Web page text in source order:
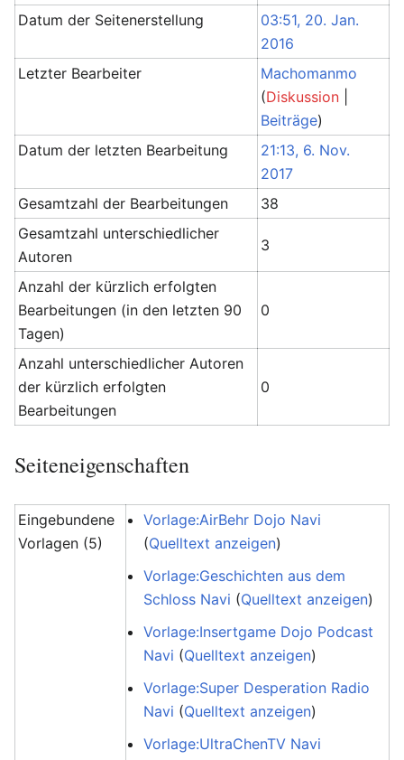
Datum der Seitenerstellung
03:51, 20. Jan.
2016
Letzter Bearbeiter
Machomanmo
(Diskussion
Beiträge)
Datum der letzten Bearbeitung
21:13, 6. Nov.
2017
Gesamtzahl der Bearbeitungen
38
Gesamtzahl unterschiedlicher
Autoren
3
Anzahl der kürzlich erfolgten
Bearbeitungen (in den letzten 90
Tagen)
0
Anzahl unterschiedlicher Autoren
der kürzlich erfolgten
Bearbeitungen
0
Seiteneigenschaften
Eingebundene
Vorlagen (5)
Vorlage:AirBehr Dojo Navi
(Quelltext anzeigen)
Vorlage:Geschichten aus dem
Schloss Navi (Quelltext anzeigen)
Vorlage:Insertgame Dojo Podcast
Navi (Quelltext anzeigen)
Vorlage:Super Desperation Radio
Navi (Quelltext anzeigen)
Vorlage:UltraChenTV Navi